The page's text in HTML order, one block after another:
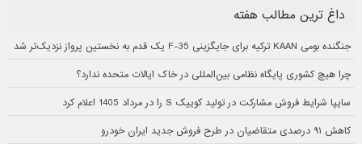
داغ ترین مطالب هفته
جنگنده بومی KAAN ترکیه برای جایگزینی F-35 یک قدم به نخستین پرواز نزدیک‌تر شد
چرا هیچ کشوری پایگاه نظامی بین‌المللی در خاک ایالات متحده ندارد؟
سایپا شرایط فروش مشارکت در تولید کوییک S را در مرداد 1405 اعلام کرد
کاهش ۹۱ درصدی متقاضیان در طرح فروش جدید ایران خودرو